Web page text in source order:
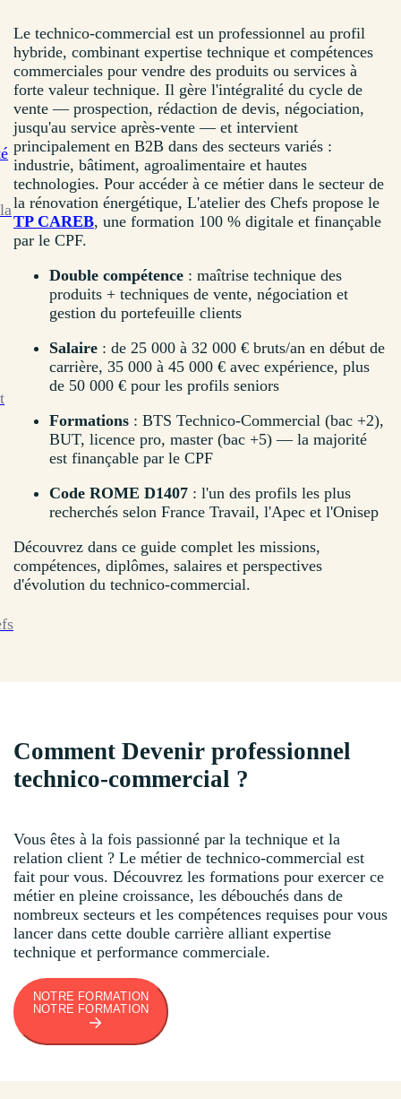
Le technico-commercial est un professionnel au profil
hybride, combinant expertise technique et compétences
commerciales pour vendre des produits ou services à
forte valeur technique. Il gère l'intégralité du cycle de
vente — prospection, rédaction de devis, négociation,
jusqu'au service après-vente — et intervient
principalement en B2B dans des secteurs variés :
industrie, bâtiment, agroalimentaire et hautes
technologies. Pour accéder à ce métier dans le secteur de
la rénovation énergétique, L'atelier des Chefs propose le
TP CAREB, une formation 100 % digitale et finançable
par le CPF.
Double compétence : maîtrise technique des
produits + techniques de vente, négociation et
gestion du portefeuille clients
Salaire : de 25 000 à 32 000 € bruts/an en début de
carrière, 35 000 à 45 000 € avec expérience, plus
de 50 000 € pour les profils seniors
Formations : BTS Technico-Commercial (bac +2),
BUT, licence pro, master (bac +5) — la majorité
est finançable par le CPF
Code ROME D1407 : l'un des profils les plus
recherchés selon France Travail, l'Apec et l'Onisep
Découvrez dans ce guide complet les missions,
compétences, diplômes, salaires et perspectives
d'évolution du technico-commercial.
Comment Devenir professionnel
technico-commercial ?
Vous êtes à la fois passionné par la technique et la
relation client ? Le métier de technico-commercial est
fait pour vous. Découvrez les formations pour exercer ce
métier en pleine croissance, les débouchés dans de
nombreux secteurs et les compétences requises pour vous
lancer dans cette double carrière alliant expertise
technique et performance commerciale.
NOTRE FORMATION
NOTRE FORMATION